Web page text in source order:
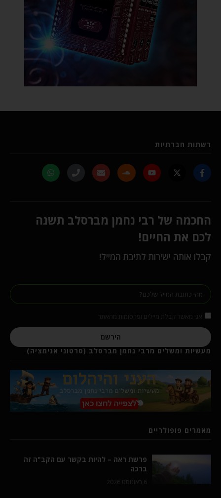
רשתות חברתיות
החכמה של רבי נחמן מברסלב תשנה
לכם את החיים!
קבלו אותה ישירות לתיבת המייל!
הירשם
מעשיות ומשלים מרבי נחמן מברסלב (סרטוני אנימציה)
מאמרים פופולריים
פרשת ראה – להיות בקשר עם הקב"ה זה
ברכה
6 באוגוסט 2026